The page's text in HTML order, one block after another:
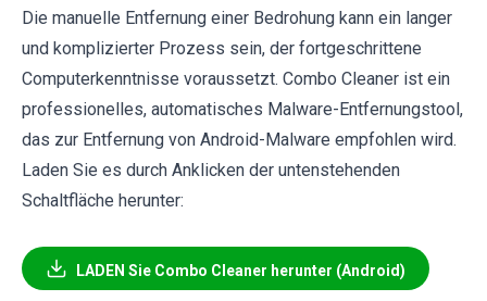
Die manuelle Entfernung einer Bedrohung kann ein langer
und komplizierter Prozess sein, der fortgeschrittene
Computerkenntnisse voraussetzt. Combo Cleaner ist ein
professionelles, automatisches Malware-Entfernungstool,
das zur Entfernung von Android-Malware empfohlen wird.
Laden Sie es durch Anklicken der untenstehenden
Schaltfläche herunter:
LADEN Sie Combo Cleaner herunter (Android)